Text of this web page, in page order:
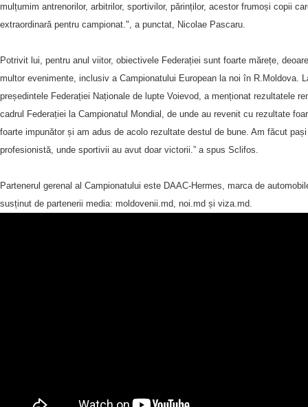
mulțumim antrenorilor, arbitrilor, sportivilor, părinților, acestor frumoși copii
extraordinară pentru campionat.", a punctat, Nicolae Pascaru.
Potrivit lui, pentru anul viitor, obiectivele Federației sunt foarte mărețe,
multor evenimente, inclusiv a Campionatului European la noi în R.Moldova.
președintele Federației Naționale de lupte Voievod, a menționat rezultatele
cadrul Federației la Campionatul Mondial, de unde au revenit cu rezultate
foarte impunător și am adus de acolo rezultate destul de bune. Am făcut
profesionistă, unde sportivii au avut doar victorii.” a spus Sclifos.
Partenerul gerenal al Campionatului este DAAC-Hermes, marca de
susținut de partenerii media: moldovenii.md, noi.md și viza.md.